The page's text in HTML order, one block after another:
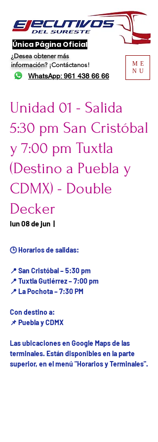
​Única Página Oficial
¿Desea obtener más
información? ¡Contáctanos!
WhatsApp: 961 438 66 66
ME
NU
Unidad 01 - Salida
5:30 pm San Cristóbal
y 7:00 pm Tuxtla
(Destino a Puebla y
CDMX) - Double
Decker
lun 08 de jun
  |
🕒 Horarios de salidas:
📍 San Cristóbal – 5:30 pm
📍 Tuxtla Gutiérrez – 7:00 pm
📍 La Pochota – 7:30 PM
Con destino a:
📌 Puebla y CDMX
Las ubicaciones en Google Maps de las
terminales. Están disponibles en la parte
superior, en el menú "Horarios y Terminales".